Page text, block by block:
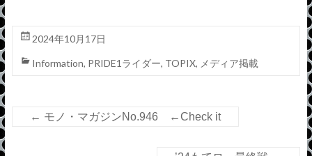
2024年10月17日
Information, PRIDE1ライダー, TOPIX, メディア掲載
← モノ・マガジンNo.946 ←Check it